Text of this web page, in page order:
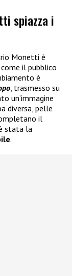
spiazza i
Monetti è
il pubblico
è
, trasmesso su
un’immagine
diversa, pelle
il
stata la
.